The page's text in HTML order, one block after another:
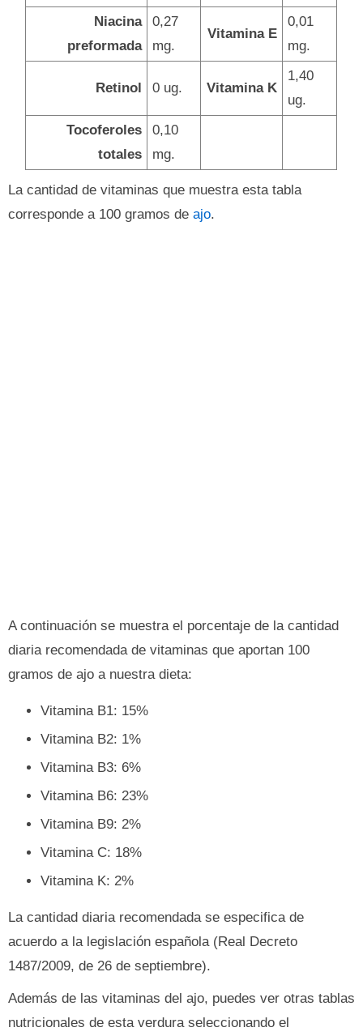
Niacina
preformada
0,27
mg.
Vitamina E
0,01
mg.
Retinol 0 ug. Vitamina K
1,40
ug.
Tocoferoles
totales
0,10
mg.
La cantidad de vitaminas que muestra esta tabla
corresponde a 100 gramos de ajo.
A continuación se muestra el porcentaje de la cantidad
diaria recomendada de vitaminas que aportan 100
gramos de ajo a nuestra dieta:
Vitamina B1: 15%
Vitamina B2: 1%
Vitamina B3: 6%
Vitamina B6: 23%
Vitamina B9: 2%
Vitamina C: 18%
Vitamina K: 2%
La cantidad diaria recomendada se especifica de
acuerdo a la legislación española (Real Decreto
1487/2009, de 26 de septiembre).
Además de las vitaminas del ajo, puedes ver otras tablas
nutricionales de esta verdura seleccionando el